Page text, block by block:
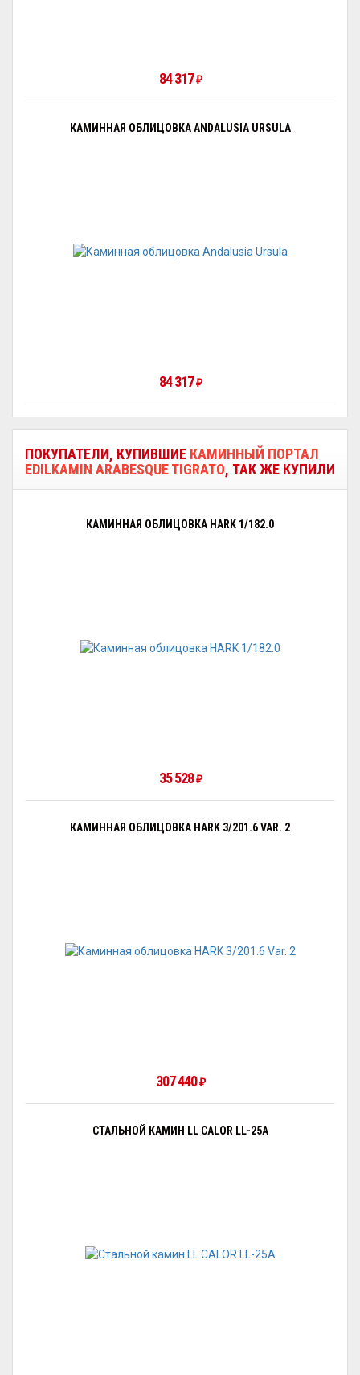
84 317₽
КАМИННАЯ ОБЛИЦОВКА ANDALUSIA URSULA
84 317₽
ПОКУПАТЕЛИ, КУПИВШИЕ КАМИННЫЙ ПОРТАЛ
EDILKAMIN ARABESQUE TIGRATO, ТАК ЖЕ КУПИЛИ
КАМИННАЯ ОБЛИЦОВКА HARK 1/182.0
35 528₽
КАМИННАЯ ОБЛИЦОВКА HARK 3/201.6 VAR. 2
307 440₽
СТАЛЬНОЙ КАМИН LL CALOR LL-25A